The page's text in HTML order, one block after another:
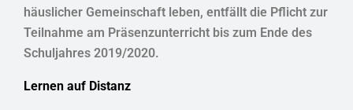
häuslicher Gemeinschaft leben, entfällt die Pflicht zur
Teilnahme am Präsenzunterricht bis zum Ende des
Schuljahres 2019/2020.
Lernen auf Distanz